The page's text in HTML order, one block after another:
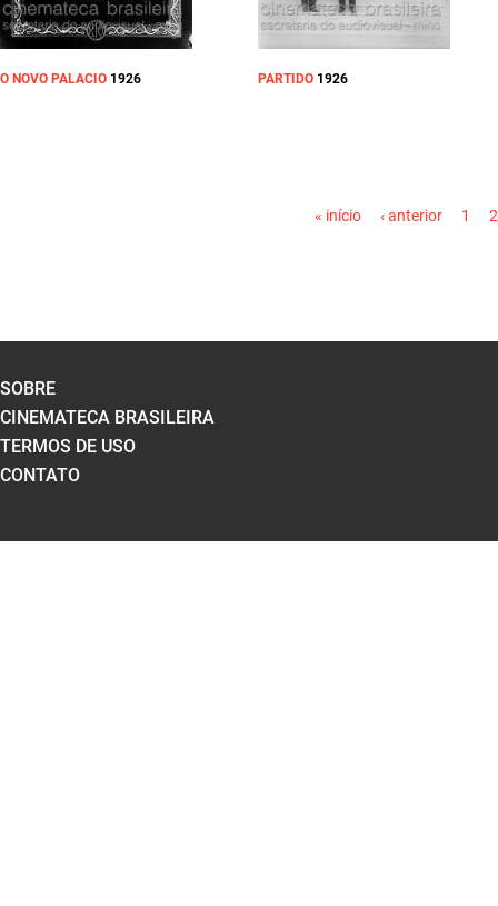
O NOVO PALACIO 1926 PARTIDO 1926
« início ‹ anterior 1 2
SOBRE
CINEMATECA BRASILEIRA
TERMOS DE USO
CONTATO